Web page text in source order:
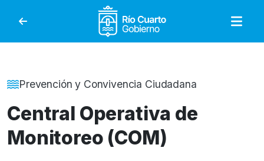
Gobierno de Río
Detalle de la Noticia
Prevención y Convivencia Ciudadana
Central Operativa de
Monitoreo (COM)